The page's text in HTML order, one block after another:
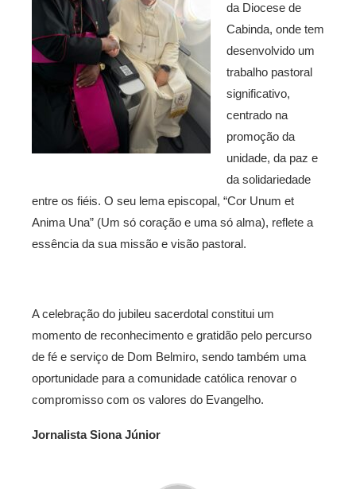
da Diocese de
Cabinda, onde tem
desenvolvido um
trabalho pastoral
significativo,
centrado na
promoção da
unidade, da paz e
da solidariedade
entre os fiéis. O seu lema episcopal, “Cor Unum et
Anima Una” (Um só coração e uma só alma), reflete a
essência da sua missão e visão pastoral.
A celebração do jubileu sacerdotal constitui um
momento de reconhecimento e gratidão pelo percurso
de fé e serviço de Dom Belmiro, sendo também uma
oportunidade para a comunidade católica renovar o
compromisso com os valores do Evangelho.
Jornalista Siona Júnior